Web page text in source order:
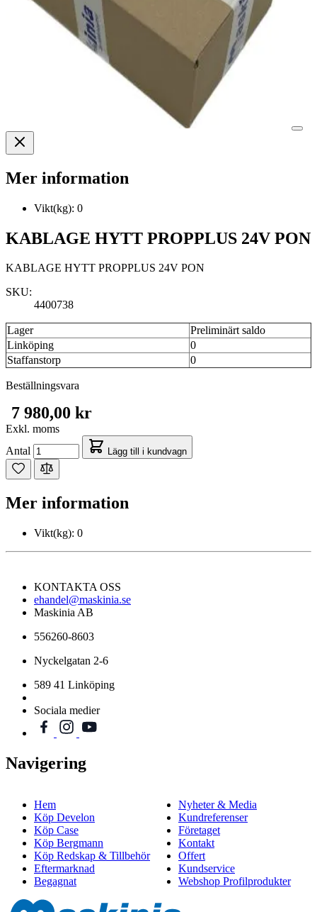
Mer information
Vikt(kg): 0
KABLAGE HYTT PROPPLUS 24V PON
KABLAGE HYTT PROPPLUS 24V PON
SKU:
4400738
Lager
Preliminärt saldo
Linköping
0
Staffanstorp
0
Beställningsvara
7 980,00 kr
Exkl. moms
Antal
Lägg till i kundvagn
Mer information
Vikt(kg): 0
KONTAKTA OSS
ehandel@maskinia.se
Maskinia AB
556260-8603
Nyckelgatan 2-6
589 41 Linköping
Sociala medier
Navigering
Hem
Köp Develon
Köp Case
Köp Bergmann
Köp Redskap & Tillbehör
Eftermarknad
Begagnat
Nyheter & Media
Kundreferenser
Företaget
Kontakt
Offert
Kundservice
Webshop Profilprodukter